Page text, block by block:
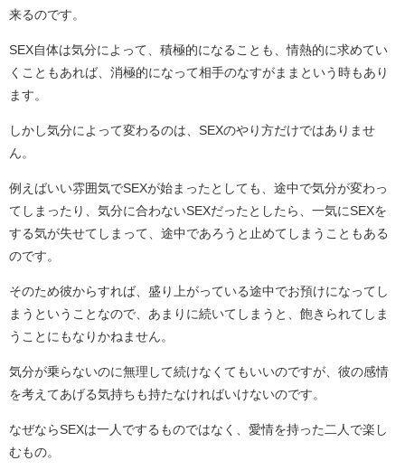
来るのです。
SEX自体は気分によって、積極的になることも、情熱的に求めてい
くこともあれば、消極的になって相手のなすがままという時もあり
ます。
しかし気分によって変わるのは、SEXのやり方だけではありませ
ん。
例えばいい雰囲気でSEXが始まったとしても、途中で気分が変わっ
てしまったり、気分に合わないSEXだったとしたら、一気にSEXを
する気が失せてしまって、途中であろうと止めてしまうこともある
のです。
そのため彼からすれば、盛り上がっている途中でお預けになってし
まうということなので、あまりに続いてしまうと、飽きられてしま
うことにもなりかねません。
気分が乗らないのに無理して続けなくてもいいのですが、彼の感情
を考えてあげる気持ちも持たなければいけないのです。
なぜならSEXは一人でするものではなく、愛情を持った二人で楽し
むもの。